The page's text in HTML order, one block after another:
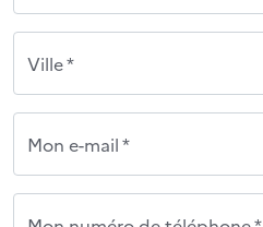
Ville *
Mon e-mail *